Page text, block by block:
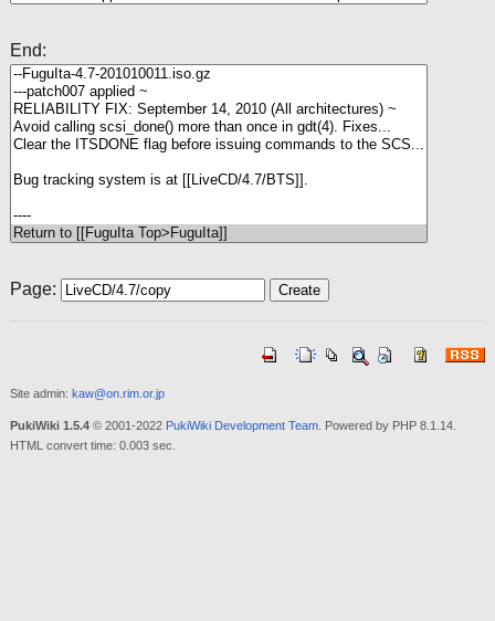
End:
Page:
Site admin: kaw@on.rim.or.jp
PukiWiki 1.5.4© 2001-2022 PukiWiki Development Team. Powered by PHP 8.1.14.
HTML convert time: 0.003 sec.